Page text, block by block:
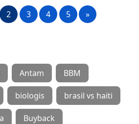
2 3 4 5 »
Antam BBM
biologis brasil vs haiti
Buyback